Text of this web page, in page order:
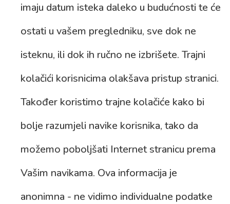
imaju datum isteka daleko u budućnosti te će
ostati u vašem pregledniku, sve dok ne
isteknu, ili dok ih ručno ne izbrišete. Trajni
kolačići korisnicima olakšava pristup stranici.
Također koristimo trajne kolačiće kako bi
bolje razumjeli navike korisnika, tako da
možemo poboljšati Internet stranicu prema
Vašim navikama. Ova informacija je
anonimna - ne vidimo individualne podatke